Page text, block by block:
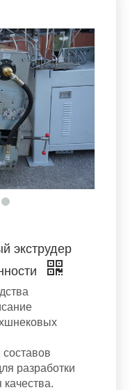
экструдер
разработки
качества.